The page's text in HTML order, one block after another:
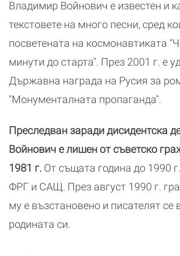
Владимир Войнович е известен и
текстовете на много песни, сред
посветената на космонавтиката
минути до старта". През 2001 г. е
Държавна награда на Русия за
"Монументалната пропаганда".
Преследван заради дисидентска
Войнович е лишен от съветско
1981 г. От същата година до 1990
ФРГ и САЩ. През август 1990 г.
му е възстановено и писателят се
родината си.